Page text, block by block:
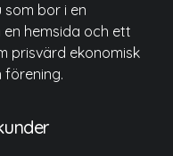
bor i en
hemsida och ett
prisvärd ekonomisk